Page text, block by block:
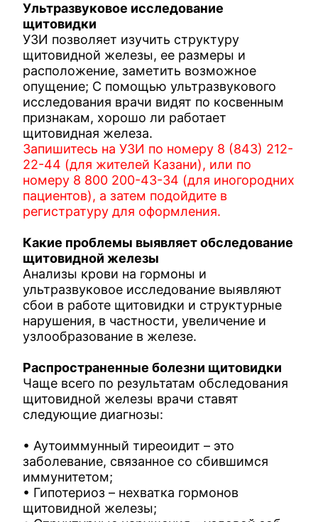
Ультразвуковое исследование
щитовидки
УЗИ позволяет изучить структуру
щитовидной железы, ее размеры и
расположение, заметить возможное
опущение; С помощью ультразвукового
исследования врачи видят по косвенным
признакам, хорошо ли работает
щитовидная железа.
Запишитесь на УЗИ по номеру 8 (843) 212-
22-44 (для жителей Казани), или по
номеру 8 800 200-43-34 (для иногородних
пациентов), а затем подойдите в
регистратуру для оформления.
Какие проблемы выявляет обследование
щитовидной железы
Анализы крови на гормоны и
ультразвуковое исследование выявляют
сбои в работе щитовидки и структурные
нарушения, в частности, увеличение и
узлообразование в железе.
Распространенные болезни щитовидки
Чаще всего по результатам обследования
щитовидной железы врачи ставят
следующие диагнозы:
• Аутоиммунный тиреоидит – это
заболевание, связанное со сбившимся
иммунитетом;
• Гипотериоз – нехватка гормонов
щитовидной железы;